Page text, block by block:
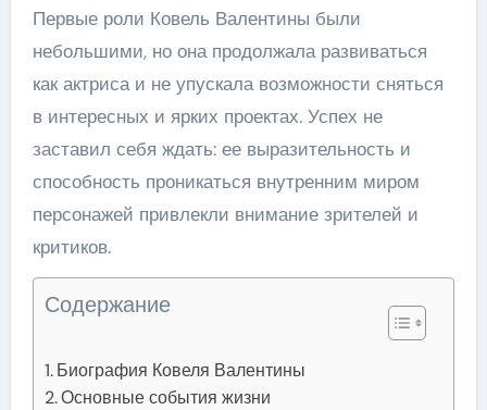
Первые роли Ковель Валентины были
небольшими, но она продолжала развиваться
как актриса и не упускала возможности сняться
в интересных и ярких проектах. Успех не
заставил себя ждать: ее выразительность и
способность проникаться внутренним миром
персонажей привлекли внимание зрителей и
критиков.
Содержание
Биография Ковеля Валентины
Основные события жизни